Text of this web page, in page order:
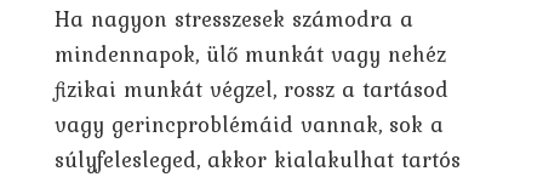
Ha nagyon stresszesek számodra a
mindennapok, ülő munkát vagy nehéz
fizikai munkát végzel, rossz a tartásod
vagy gerincproblémáid vannak, sok a
súlyfelesleged, akkor kialakulhat tartós